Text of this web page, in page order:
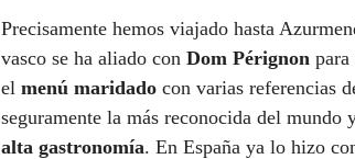
Precisamente hemos viajado hasta
vasco se ha aliado con Dom Pérignon
el menú maridado con varias referencias
seguramente la más reconocida del mundo
alta gastronomía. En España ya lo hizo